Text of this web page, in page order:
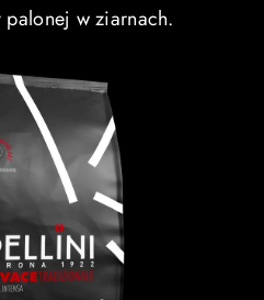
palonej w ziarnach.